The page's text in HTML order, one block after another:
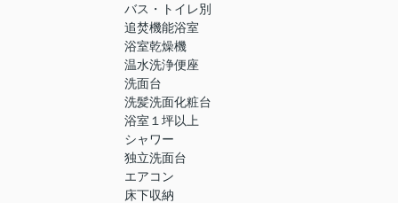
バス・トイレ別
追焚機能浴室
浴室乾燥機
温水洗浄便座
洗面台
洗髪洗面化粧台
浴室１坪以上
シャワー
独立洗面台
エアコン
床下収納